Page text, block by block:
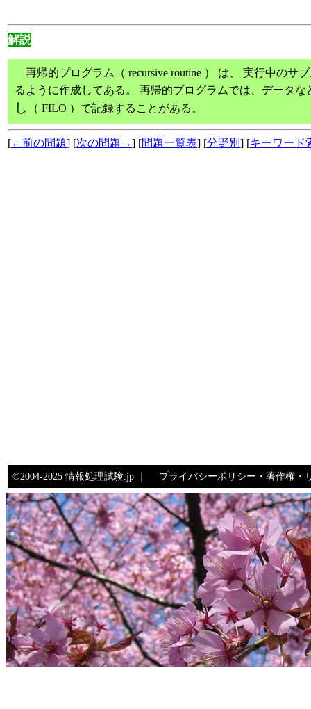
解説
再帰的プログラム（ recursive routine ） は、 実行中のサ
るように作成してある。 再帰的プログラムでは、データ
し （ FILO ）で記録することがある。
[←前の問題] [次の問題→] [問題一覧表] [分野別 ] [キーワード
©2004-2025 情報処理試験.jp ｜ プライバシーポリシー・著作権・